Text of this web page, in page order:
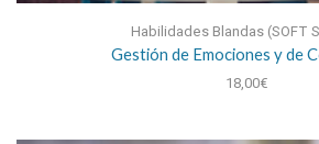
Habilidades Blandas (SOFT
Gestión de Emociones y de
18,00€